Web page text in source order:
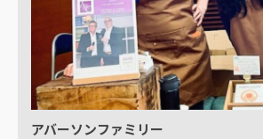
アバーソンファミリー